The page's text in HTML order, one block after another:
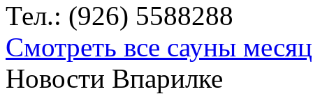
Тел.: (926) 5588288
Смотреть все сауны
Новости Впарилке